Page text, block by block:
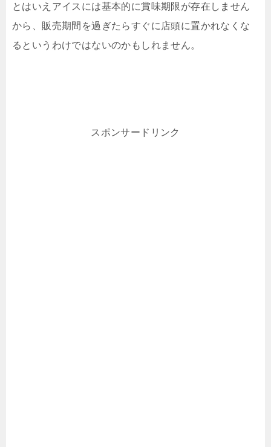
とはいえアイスには基本的に賞味期限が存在しません
から、販売期間を過ぎたらすぐに店頭に置かれなくな
るというわけではないのかもしれません。
スポンサードリンク